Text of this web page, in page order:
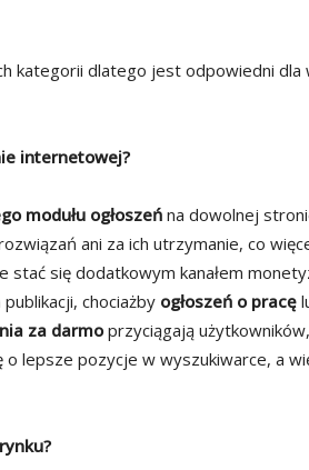
kategorii dlatego jest odpowiedni dla
internetowej?
modułu ogłoszeńna dowolnej
ani za ich utrzymanie, co
stać się dodatkowym kanałem
chociażby ogłoszeń o pracę
za darmoprzyciągają
lepsze pozycje w wyszukiwarce, a